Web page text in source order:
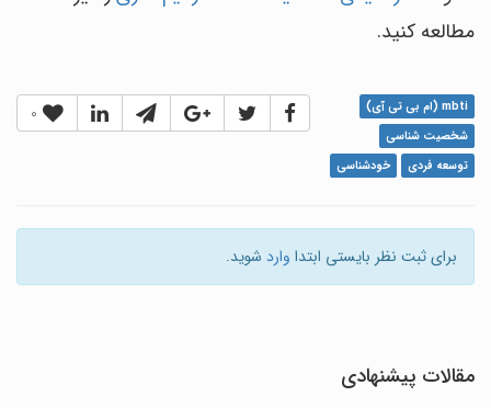
مطالعه کنید.
0
mbti (ام بی تی آی)
شخصیت شناسی
توسعه فردی
خودشناسی
برای ثبت نظر بایستی ابتدا وارد شوید.
مقالات پیشنهادی